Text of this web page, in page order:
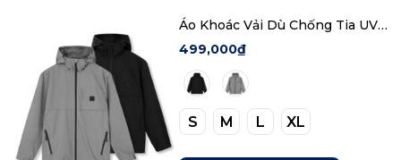
Áo Khoác Vải Dù Chống Tia UV
Nam Sun Shield Form Regular
499,000₫
S M L XL